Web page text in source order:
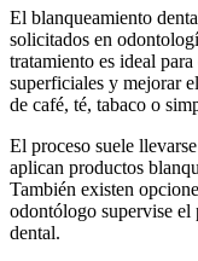
El blanqueamiento
solicitados en
tratamiento es ideal
superficiales y mejorar
de café, té, tabaco o
El proceso suele
aplican productos
También existen
odontólogo supervise el
dental.